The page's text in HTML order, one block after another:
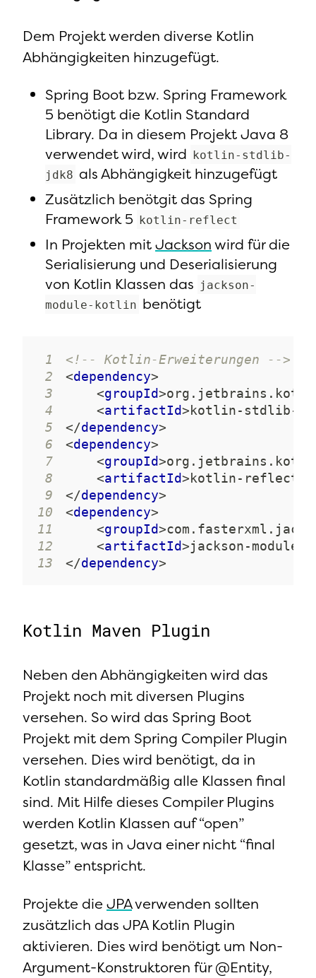
Dem Projekt werden diverse Kotlin
Abhängigkeiten hinzugefügt.
Spring Boot bzw. Spring Framework
5 benötigt die Kotlin Standard
Library. Da in diesem Projekt Java 8
verwendet wird, wird kotlin-stdlib-
jdk8 als Abhängigkeit hinzugefügt
Zusätzlich benötgit das Spring
Framework 5 kotlin-reflect
In Projekten mitJacksonwird für die
Serialisierung und Deserialisierung
von Kotlin Klassen das jackson-
module-kotlin benötigt
1
<!-- Kotlin-Erweiterungen -->
2
<dependency>
3
<groupId>
4
<artifactId>kotlin-stdlib-
5
</dependency>
6
<dependency>
7
<groupId>
8
<artifactId>kotlin-reflect
9
</dependency>
10
<dependency>
11
<groupId>
12
<artifactId>jackson-
13
</dependency>
Kotlin Maven Plugin
Neben den Abhängigkeiten wird das
Projekt noch mit diversen Plugins
versehen. So wird das Spring Boot
Projekt mit dem Spring Compiler Plugin
versehen. Dies wird benötigt, da in
Kotlin standardmäßig alle Klassen final
sind. Mit Hilfe dieses Compiler Plugins
werden Kotlin Klassen auf “open”
gesetzt, was in Java einer nicht “final
Klasse” entspricht.
Projekte die JPAverwenden sollten
zusätzlich das JPA Kotlin Plugin
aktivieren. Dies wird benötigt um Non-
Argument-Konstruktoren für @Entity,